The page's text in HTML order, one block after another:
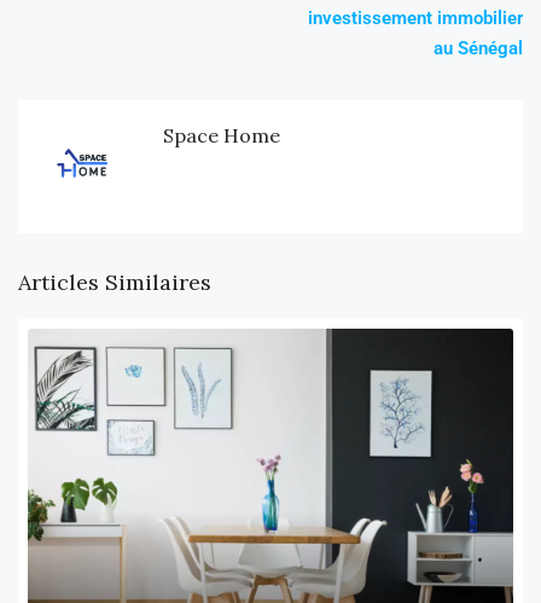
investissement immobilier
au Sénégal
Space Home
Articles Similaires